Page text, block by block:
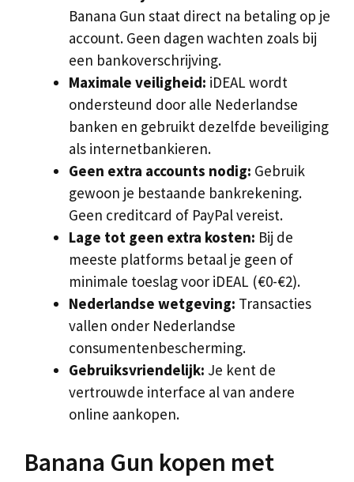
Banana Gun staat direct na betaling op je
account. Geen dagen wachten zoals bij
een bankoverschrijving.
Maximale veiligheid: iDEAL wordt
ondersteund door alle Nederlandse
banken en gebruikt dezelfde beveiliging
als internetbankieren.
Geen extra accounts nodig: Gebruik
gewoon je bestaande bankrekening.
Geen creditcard of PayPal vereist.
Lage tot geen extra kosten: Bij de
meeste platforms betaal je geen of
minimale toeslag voor iDEAL (€0-€2).
Nederlandse wetgeving: Transacties
vallen onder Nederlandse
consumentenbescherming.
Gebruiksvriendelijk: Je kent de
vertrouwde interface al van andere
online aankopen.
Banana Gun kopen met